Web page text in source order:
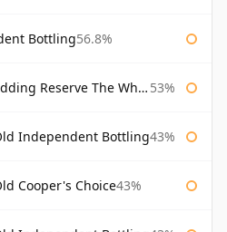
Bottling56.8%
The Whisky Exchange 53%
Independent Bottling43%
Cooper's Choice43%